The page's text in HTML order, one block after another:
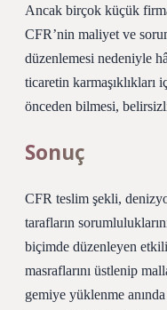
Ancak birçok küçük
CFR’nin maliyet ve
düzenlemesi nedeniyle
ticaretin karmaşıklıkları
önceden bilmesi,
Sonuç
CFR teslim şekli,
tarafların
biçimde düzenleyen etkili
masraflarını üstlenip
gemiye yüklenme